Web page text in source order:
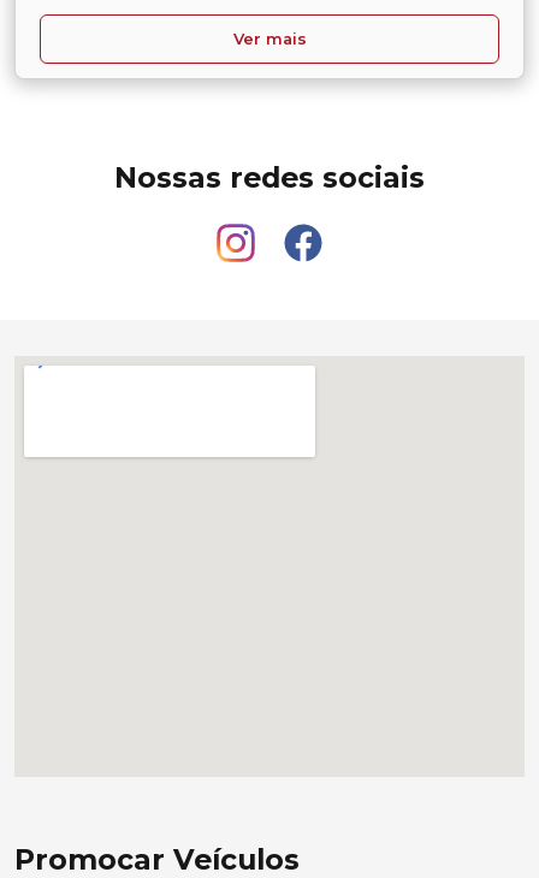
Ver mais
Nossas redes sociais
Promocar Veículos